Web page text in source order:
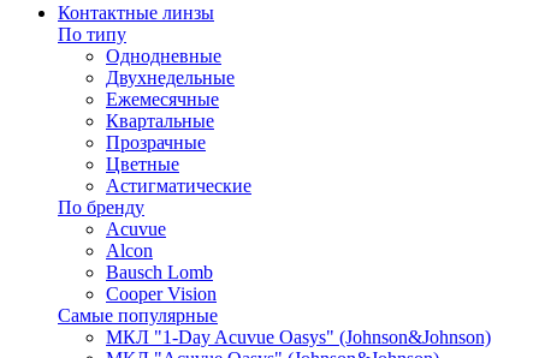
Контактные линзы
По типу
Однодневные
Двухнедельные
Ежемесячные
Квартальные
Прозрачные
Цветные
Астигматические
По бренду
Acuvue
Alcon
Bausch Lomb
Cooper Vision
Самые популярные
МКЛ "1-Day Acuvue Oasys" (Johnson&Johnson)